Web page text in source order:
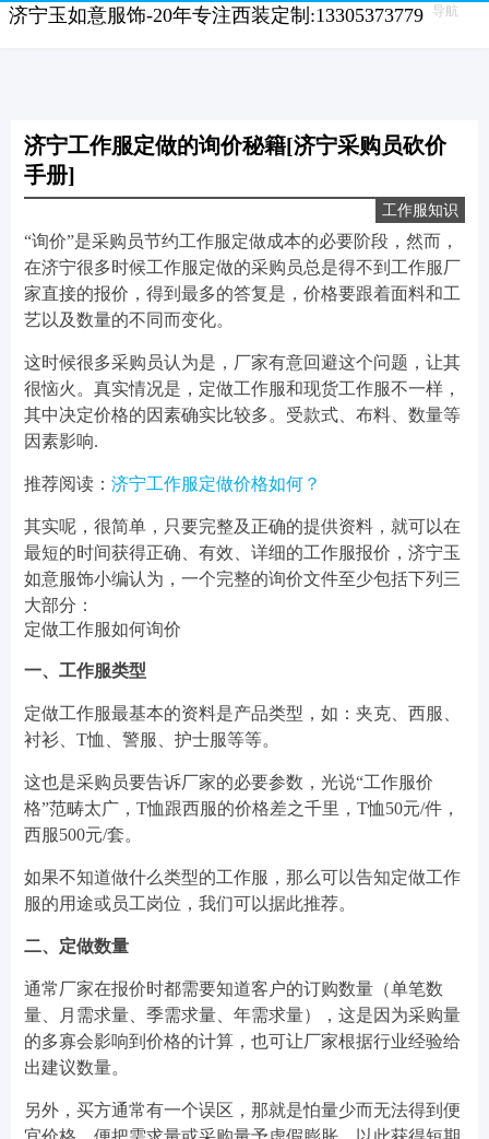
济宁玉如意服饰-20年专注西装定制:13305373779 导航
济宁工作服定做的询价秘籍[济宁采购员砍价
手册]
工作服知识
“询价”是采购员节约工作服定做成本的必要阶段，然而，
在济宁很多时候工作服定做的采购员总是得不到工作服厂
家直接的报价，得到最多的答复是，价格要跟着面料和工
艺以及数量的不同而变化。
这时候很多采购员认为是，厂家有意回避这个问题，让其
很恼火。真实情况是，定做工作服和现货工作服不一样，
其中决定价格的因素确实比较多。受款式、布料、数量等
因素影响.
推荐阅读： 济宁工作服定做价格如何？
其实呢，很简单，只要完整及正确的提供资料，就可以在
最短的时间获得正确、有效、详细的工作服报价，济宁玉
如意服饰小编认为，一个完整的询价文件至少包括下列三
大部分：
定做工作服如何询价
一、工作服类型
定做工作服最基本的资料是产品类型，如：夹克、西服、
衬衫、T恤、警服、护士服等等。
这也是采购员要告诉厂家的必要参数，光说“工作服价
格”范畴太广，T恤跟西服的价格差之千里，T恤50元/件，
西服500元/套。
如果不知道做什么类型的工作服，那么可以告知定做工作
服的用途或员工岗位，我们可以据此推荐。
二、定做数量
通常厂家在报价时都需要知道客户的订购数量（单笔数
量、月需求量、季需求量、年需求量），这是因为采购量
的多寡会影响到价格的计算，也可让厂家根据行业经验给
出建议数量。
另外，买方通常有一个误区，那就是怕量少而无法得到便